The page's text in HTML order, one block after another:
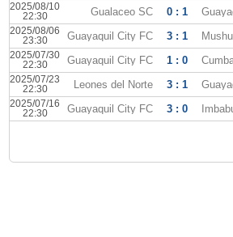
2025/08/10
22:30
Gualaceo SC 0 : 1
2025/08/06
23:30
Guayaquil City FC 3 : 1
2025/07/30
22:30
Guayaquil City FC 1 : 0
2025/07/23
22:30
Leones del Norte 3 : 1
2025/07/16
22:30
Guayaquil City FC 3 : 0